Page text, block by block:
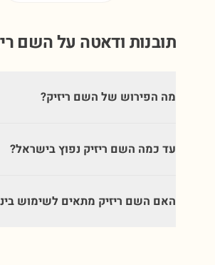
תובנות ודאטה על השם
מה הפירוש של השם ריזיק?
עד כמה השם ריזיק נפוץ בישראל?
האם השם ריזיק מתאים לשימוש